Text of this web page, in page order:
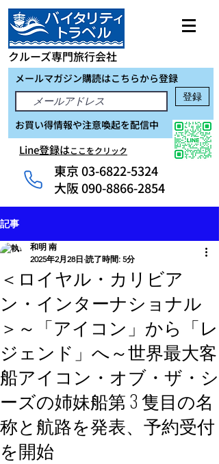
クルーズ専門旅行会社
メールマガジン購読はこちらから登録
登録
お買い得情報や注意喚起を配信中
Line登録はここをクリック
東京03-6822-5324
大阪 090-8866-2854
記事
＜ロイヤル・カリビア
ン・インターナショナル
＞～「アイコン」から「レ
ジェンド」へ～世界最大客
船アイコン・オブ・ザ・シ
ーズの姉妹船第 3 隻目の名
称と航路を発表、予約受付
を開始
和明 南
2025年2月28日 読了時間: 5分